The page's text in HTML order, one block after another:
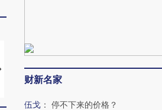
视线｜HYROX的吸金
术：是什么让中产们甘
马航飞行员跨国走私7
财新名家
伍戈 ： 停不下来的价格？